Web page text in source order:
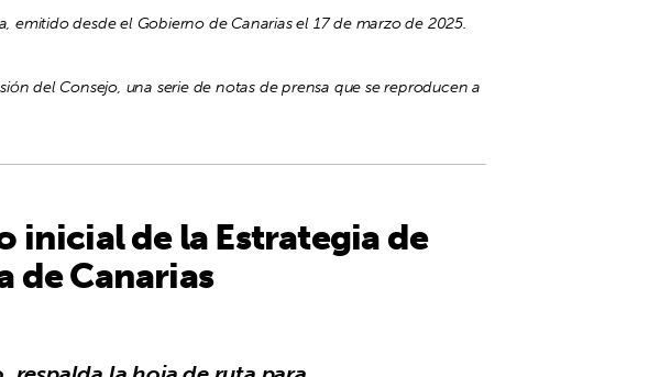
desde el Gobierno de Canarias el 17 de marzo de 2025.
del Consejo, una serie de notas de prensa que se reproducen a
inicial de la Estrategia de
Canarias